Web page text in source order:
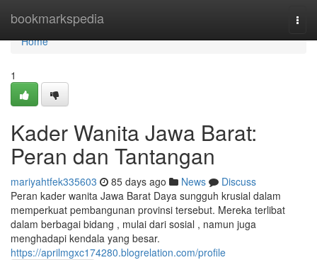
bookmarkspedia
Home
Home
1
Kader Wanita Jawa Barat:
Peran dan Tantangan
mariyahtfek335603 85 days ago News
Discuss
Peran kader wanita Jawa Barat Daya sungguh krusial dalam
memperkuat pembangunan provinsi tersebut. Mereka terlibat
dalam berbagai bidang , mulai dari sosial , namun juga
menghadapi kendala yang besar.
https://aprilmgxc174280.blogrelation.com/profile